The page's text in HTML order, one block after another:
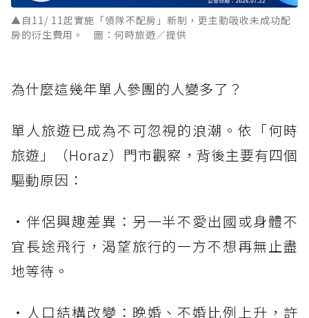
▲自11/ 11起實施「領隊不配房」新制，更主動吸收未成功配
房的衍生費用。 圖：何時旅遊／提供
為什麼這幾年單人參團的人變多了？
單人旅遊已成為不可忽視的浪潮。依「何時
旅遊」（Horaz）門市觀察，背後主要有四個
驅動原因：
・伴侶興趣差異：另一半不愛出國或身體不
宜長途飛行，渴望旅行的一方不想再無止盡
地等待。
・人口結構改變：晚婚、不婚比例上升，許